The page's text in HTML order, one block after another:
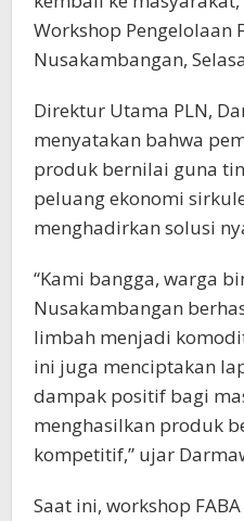
Workshop Pengelolaan
Nusakambangan,
Direktur Utama PLN,
menyatakan bahwa
produk bernilai guna
peluang ekonomi
menghadirkan solusi
“Kami bangga, warga
Nusakambangan
limbah menjadi
ini juga menciptakan
dampak positif bagi
menghasilkan produk
kompetitif,” ujar
Saat ini, workshop